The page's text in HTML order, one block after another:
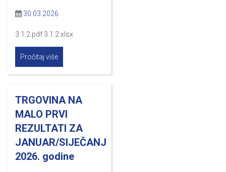
30.03.2026
3.1.2.pdf 3.1.2.xlsx
Pročitaj više
TRGOVINA NA
MALO PRVI
REZULTATI ZA
JANUAR/SIJEČANJ
2026. godine